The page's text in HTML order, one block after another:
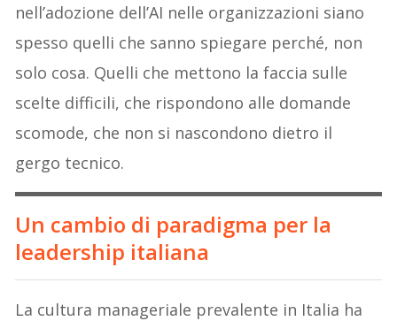
nell’adozione dell’AI nelle organizzazioni siano
spesso quelli che sanno spiegare perché, non
solo cosa. Quelli che mettono la faccia sulle
scelte difficili, che rispondono alle domande
scomode, che non si nascondono dietro il
gergo tecnico.
Un cambio di paradigma per la
leadership italiana
La cultura manageriale prevalente in Italia ha